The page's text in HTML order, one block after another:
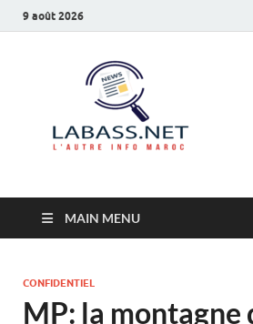
9 août 2026
MAIN MENU
CONFIDENTIEL
MP: la montagne